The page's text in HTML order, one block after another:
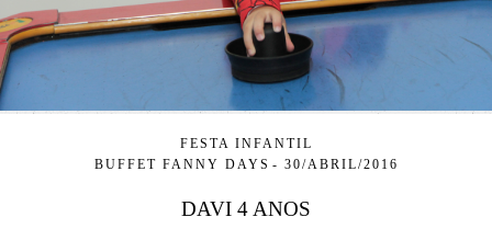
FESTA INFANTIL
BUFFET FANNY DAYS
30/ABRIL/2016
DAVI 4 ANOS